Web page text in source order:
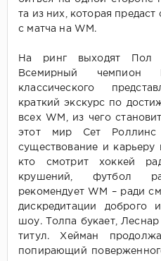
та из них, которая
с матча на WM.
На ринг выходят Пол
Всемирный чемпион
классического
краткий экскурс по
всех WM, из чего
этот мир Сет Роллинс
существование и карьеру
кто смотрит хоккей
крушений, футбол
рекомендует WM – ради
дискредитации доброго
шоу. Толпа букает,
титул. Хейман
попирающий